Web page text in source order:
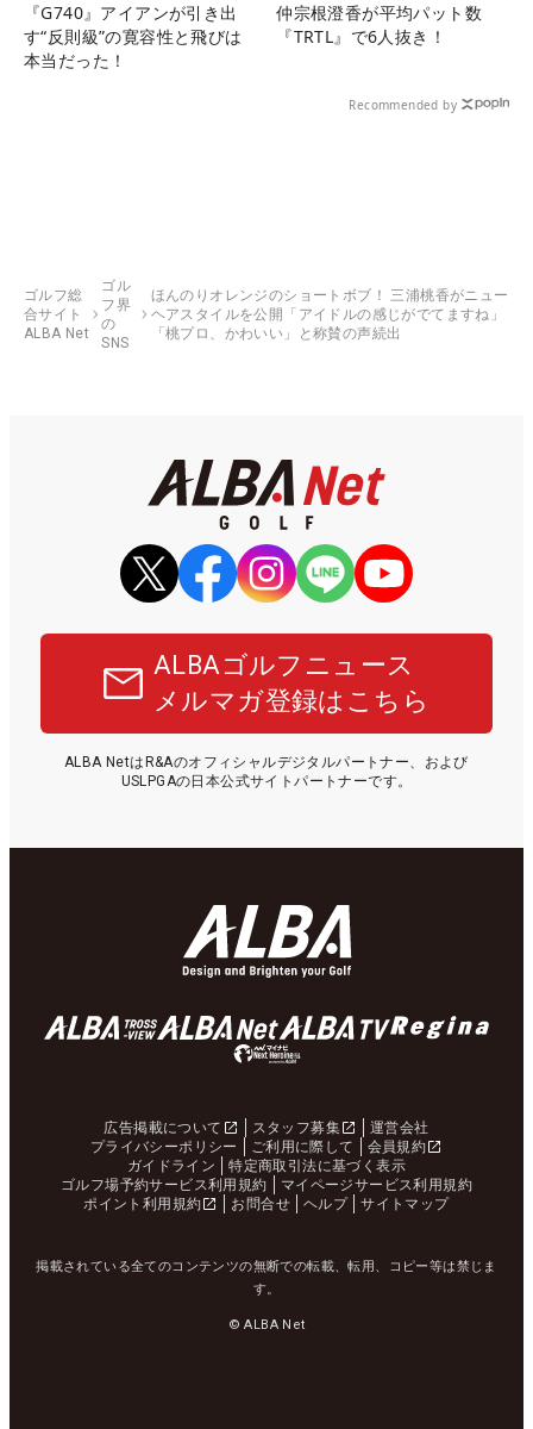
『G740』アイアンが引き出
す“反則級”の寛容性と飛びは
本当だった！
仲宗根澄香が平均パット数
『TRTL』で6人抜き！
Recommended by
ゴルフ総
合サイト
ALBA Net
ゴル
フ界
の
SNS
ほんのりオレンジのショートボブ！ 三浦桃香がニュー
ヘアスタイルを公開「アイドルの感じがでてますね」
「桃プロ、かわいい」と称賛の声続出
ALBAゴルフニュース
メルマガ登録はこちら
ALBA NetはR&Aのオフィシャルデジタルパートナー、および
USLPGAの日本公式サイトパートナーです。
広告掲載について スタッフ募集
運営会社
プライバシーポリシー
ご利用に際して
会員規約
ガイドライン
特定商取引法に基づく表示
ゴルフ場予約サービス利用規約
マイページサービス利用規約
ポイント利用規約
お問合せ ヘルプ サイトマップ
掲載されている全てのコンテンツの無断での転載、転用、コピー等は禁じま
す。
© ALBA Net